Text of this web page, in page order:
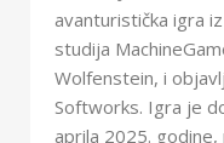
avanturistička igra
studija
Wolfenstein, i
Softworks. Igra je
aprila 2025. godine,